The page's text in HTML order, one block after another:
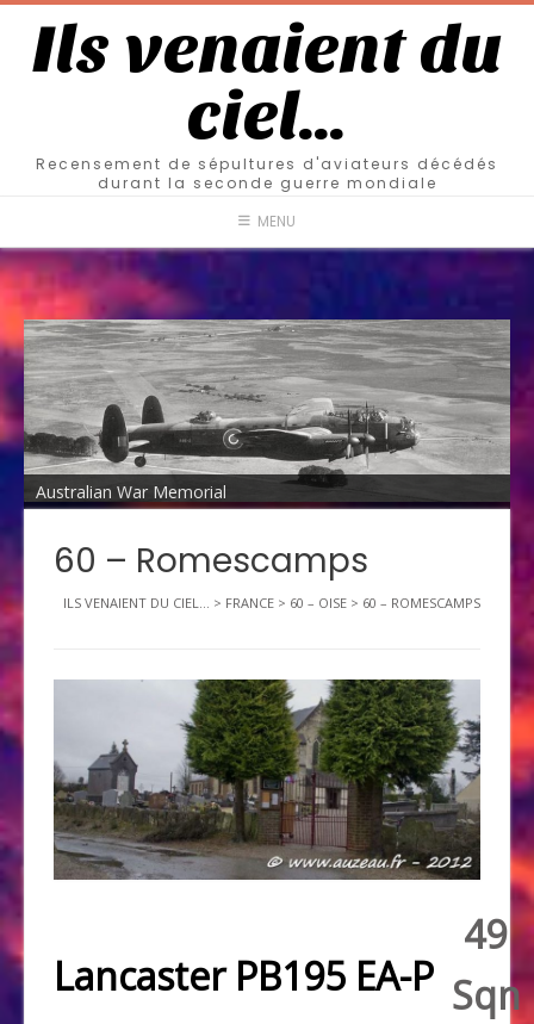
Ils venaient du
ciel…
Recensement de sépultures d'aviateurs décédés
durant la seconde guerre mondiale
MENU
Australian War Memorial
60 – Romescamps
ILS VENAIENT DU CIEL... > FRANCE > 60 – OISE > 60 – ROMESCAMPS
Lancaster PB195 EA-P
49
Sqn